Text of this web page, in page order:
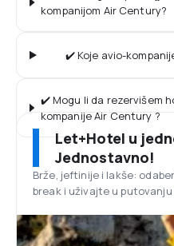
kompanijom Air Century?
✔️ Koje avio-
✔️ Mogu li da rezervišem
kompanije Air Century ?
Let+Hotel u
Jednostavno!
Brže, jeftinije i lakše:
break i uživajte u